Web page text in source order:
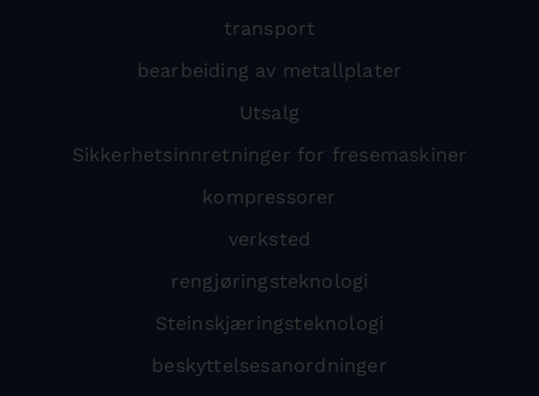
transport
bearbeiding av metallplater
Utsalg
Sikkerhetsinnretninger for fresemaskiner
kompressorer
verksted
rengjøringsteknologi
Steinskjæringsteknologi
beskyttelsesanordninger